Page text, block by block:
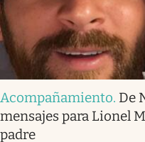
Acompañamiento. De
mensajes para Lionel
padre